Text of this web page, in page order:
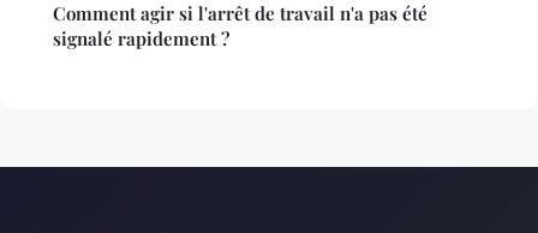
Comment agir si l'arrêt de travail n'a pas été
signalé rapidement ?